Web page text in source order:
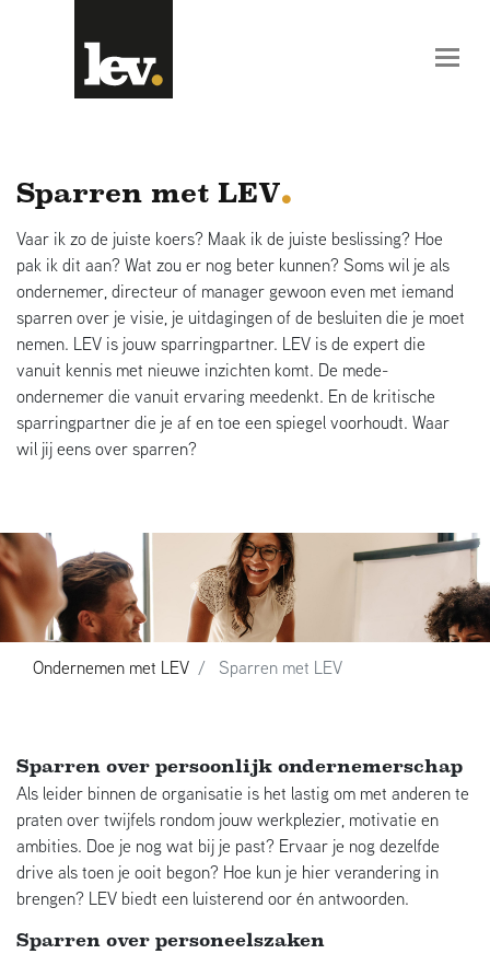
Sparren met LEV
Vaar ik zo de juiste koers? Maak ik de juiste beslissing? Hoe
pak ik dit aan? Wat zou er nog beter kunnen? Soms wil je als
ondernemer, directeur of manager gewoon even met iemand
sparren over je visie, je uitdagingen of de besluiten die je moet
nemen. LEV is jouw sparringpartner. LEV is de expert die
vanuit kennis met nieuwe inzichten komt. De mede-
ondernemer die vanuit ervaring meedenkt. En de kritische
sparringpartner die je af en toe een spiegel voorhoudt. Waar
wil jij eens over sparren?
Ondernemen met LEV Sparren met LEV
Sparren over persoonlijk ondernemerschap
Als leider binnen de organisatie is het lastig om met anderen te
praten over twijfels rondom jouw werkplezier, motivatie en
ambities. Doe je nog wat bij je past? Ervaar je nog dezelfde
drive als toen je ooit begon? Hoe kun je hier verandering in
brengen? LEV biedt een luisterend oor én antwoorden.
Sparren over personeelszaken